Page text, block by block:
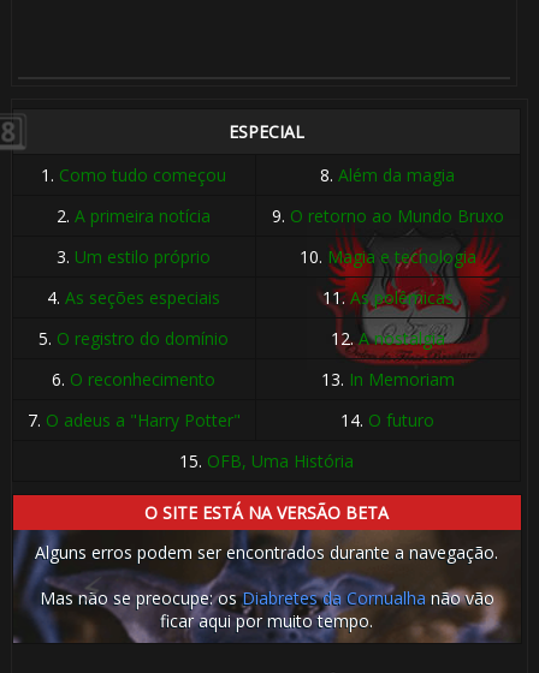
ESPECIAL
1. Como tudo começou 8.Além da magia
2.A primeira notícia 9. O retorno ao Mundo Bruxo
3. Um estilo próprio 10. Magia e tecnologia
4.As seções especiais 11.As polêmicas
5. O registro do domínio 12.A nostalgia
6. O reconhecimento 13. In Memoriam
7. O adeus a "Harry Potter" 14. O futuro
15. OFB, Uma História
O SITE ESTÁ NA VERSÃO BETA
Alguns erros podem ser encontrados durante a navegação.
Mas não se preocupe: osDiabretes da Cornualha não vão
ficar aqui por muito tempo.
🎈
🎈